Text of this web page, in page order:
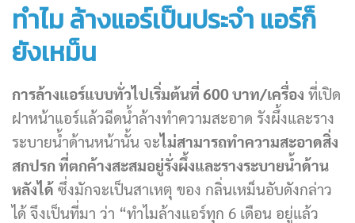
ทำไม ล้างแอร์เป็นประจำ แอร์ก็
ยังเหม็น
การล้างแอร์แบบทั่วไปเริ่มต้นที่ 600 บาท/เครื่อง ที่เปิด
ฝาหน้าแอร์แล้วฉีดน้ำล้างทำความสะอาด รังผึ้งและราง
ระบายน้ำด้านหน้านั้น จะไม่สามารถทำความสะอาดสิ่ง
สกปรก ที่ตกค้างสะสมอยู่รั่งผึ้งและรางระบายน้ำด้าน
หลังได้ ซึ่งมักจะเป็นสาเหตุ ของ กลิ่นเหม็นอับดังกล่าว
ได้ จึงเป็นที่มา ว่า “ทำไมล้างแอร์ทุก 6 เดือน อยู่แล้ว